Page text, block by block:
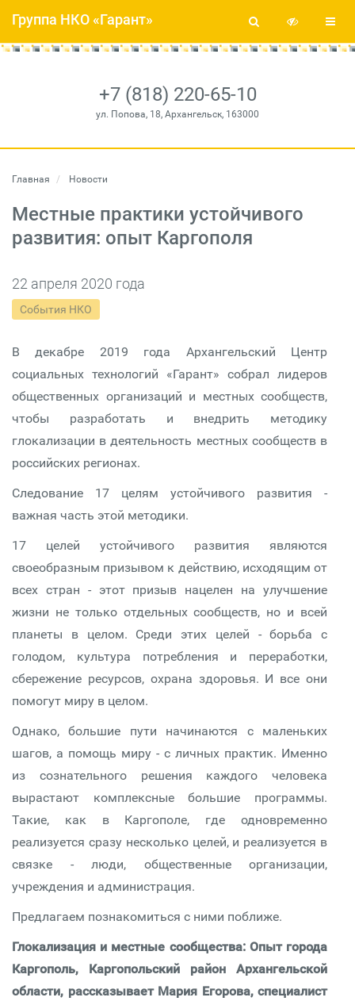
+7 (818) 220-65-10
ул. Попова, 18, Архангельск, 163000
Группа НКО «Гарант»
Главная Новости
Местные практики устойчивого
развития: опыт Каргополя
22 апреля 2020 года
События НКО
В декабре 2019 года Архангельский Центр
социальных технологий «Гарант» собрал лидеров
общественных организаций и местных сообществ,
чтобы разработать и внедрить методику
глокализации в деятельность местных сообществ в
российских регионах.
Следование 17 целям устойчивого развития -
важная часть этой методики.
17 целей устойчивого развития являются
своеобразным призывом к действию, исходящим от
всех стран - этот призыв нацелен на улучшение
жизни не только отдельных сообществ, но и всей
планеты в целом. Среди этих целей - борьба с
голодом, культура потребления и переработки,
сбережение ресурсов, охрана здоровья. И все они
помогут миру в целом.
Однако, большие пути начинаются с маленьких
шагов, а помощь миру - с личных практик. Именно
из сознательного решения каждого человека
вырастают комплексные большие программы.
Такие, как в Каргополе, где одновременно
реализуется сразу несколько целей, и реализуется в
связке - люди, общественные организации,
учреждения и администрация.
Предлагаем познакомиться с ними поближе.
Глокализация и местные сообщества: Опыт города
Каргополь, Каргопольский район Архангельской
области, рассказывает Мария Егорова, специалист